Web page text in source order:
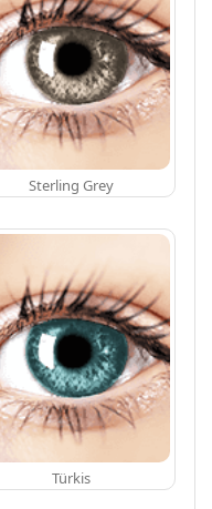
Sterling Grey
Türkis